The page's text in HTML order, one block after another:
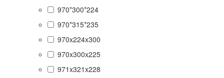
970*300*224
970*315*235
970x224x300
970x300x225
971x321x228